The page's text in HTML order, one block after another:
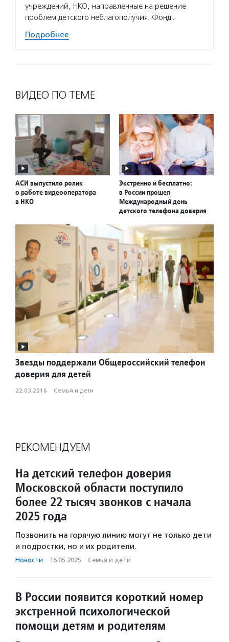
учреждений, НКО, направленные на решение
проблем детского неблагополучия. Фонд…
Подробнее
ВИДЕО ПО ТЕМЕ
АСИ выпустило ролик
о работе видеооператора
в НКО
Экстренно и бесплатно:
в России прошел
Международный день
детского телефона доверия
Звезды поддержали Общероссийский телефон
доверия для детей
22.03.2016 · Семья и дети
РЕКОМЕНДУЕМ
На детский телефон доверия
Московской области поступило
более 22 тысяч звонков с начала
2025 года
Позвонить на горячую линию могут не только дети
и подростки, но и их родители.
Новости · 16.05.2025 · Семья и дети
В России появится короткий номер
экстренной психологической
помощи детям и родителям